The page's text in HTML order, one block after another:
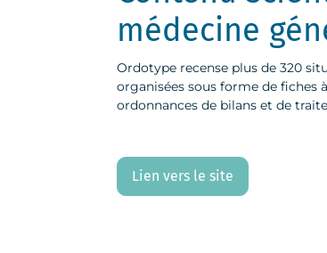
médecine
Ordotype recense plus de 320
organisées sous forme de fiches
ordonnances de bilans et de
Lien vers le site